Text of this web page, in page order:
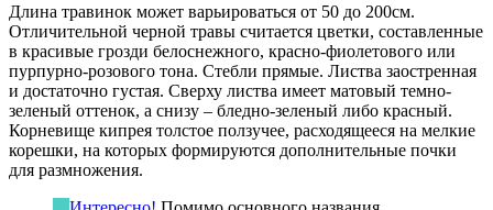
Длина травинок может варьироваться от 50 до 200см.
Отличительной черной травы считается цветки, составленные
в красивые грозди белоснежного, красно-фиолетового или
пурпурно-розового тона. Стебли прямые. Листва заостренная
и достаточно густая. Сверху листва имеет матовый темно-
зеленый оттенок, а снизу – бледно-зеленый либо красный.
Корневище кипрея толстое ползучее, расходящееся на мелкие
корешки, на которых формируются дополнительные почки
для размножения.